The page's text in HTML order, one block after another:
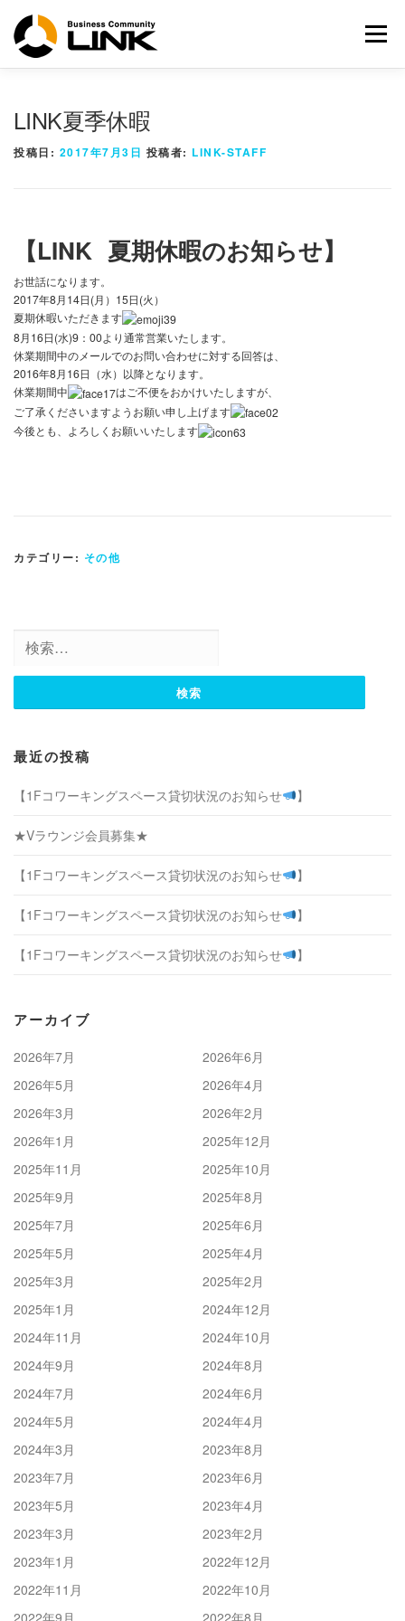
メニュー
LINK夏季休暇
投稿日: 2017年7月3日 投稿者: LINK-STAFF
【LINK 夏期休暇のお知らせ】
お世話になります。
2017年8月14日(月）15日(火）
夏期休暇いただきます
8月16日(水)9：00より通常営業いたします。
休業期間中のメールでのお問い合わせに対する回答は、
2016年8月16日（水）以降となります。
休業期間中
はご不便をおかけいたしますが、
ご了承くださいますようお願い申し上げます
今後とも、よろしくお願いいたします
カテゴリー: その他
索:
最近の投稿
【1Fコワーキングスペース貸切状況のお知らせ 】
★Vラウンジ会員募集★
【1Fコワーキングスペース貸切状況のお知らせ 】
【1Fコワーキングスペース貸切状況のお知らせ 】
【1Fコワーキングスペース貸切状況のお知らせ 】
アーカイブ
2026年7月
2026年6月
2026年5月
2026年4月
2026年3月
2026年2月
2026年1月
2025年12月
2025年11月
2025年10月
2025年9月
2025年8月
2025年7月
2025年6月
2025年5月
2025年4月
2025年3月
2025年2月
2025年1月
2024年12月
2024年11月
2024年10月
2024年9月
2024年8月
2024年7月
2024年6月
2024年5月
2024年4月
2024年3月
2023年8月
2023年7月
2023年6月
2023年5月
2023年4月
2023年3月
2023年2月
2023年1月
2022年12月
2022年11月
2022年10月
2022年9月
2022年8月